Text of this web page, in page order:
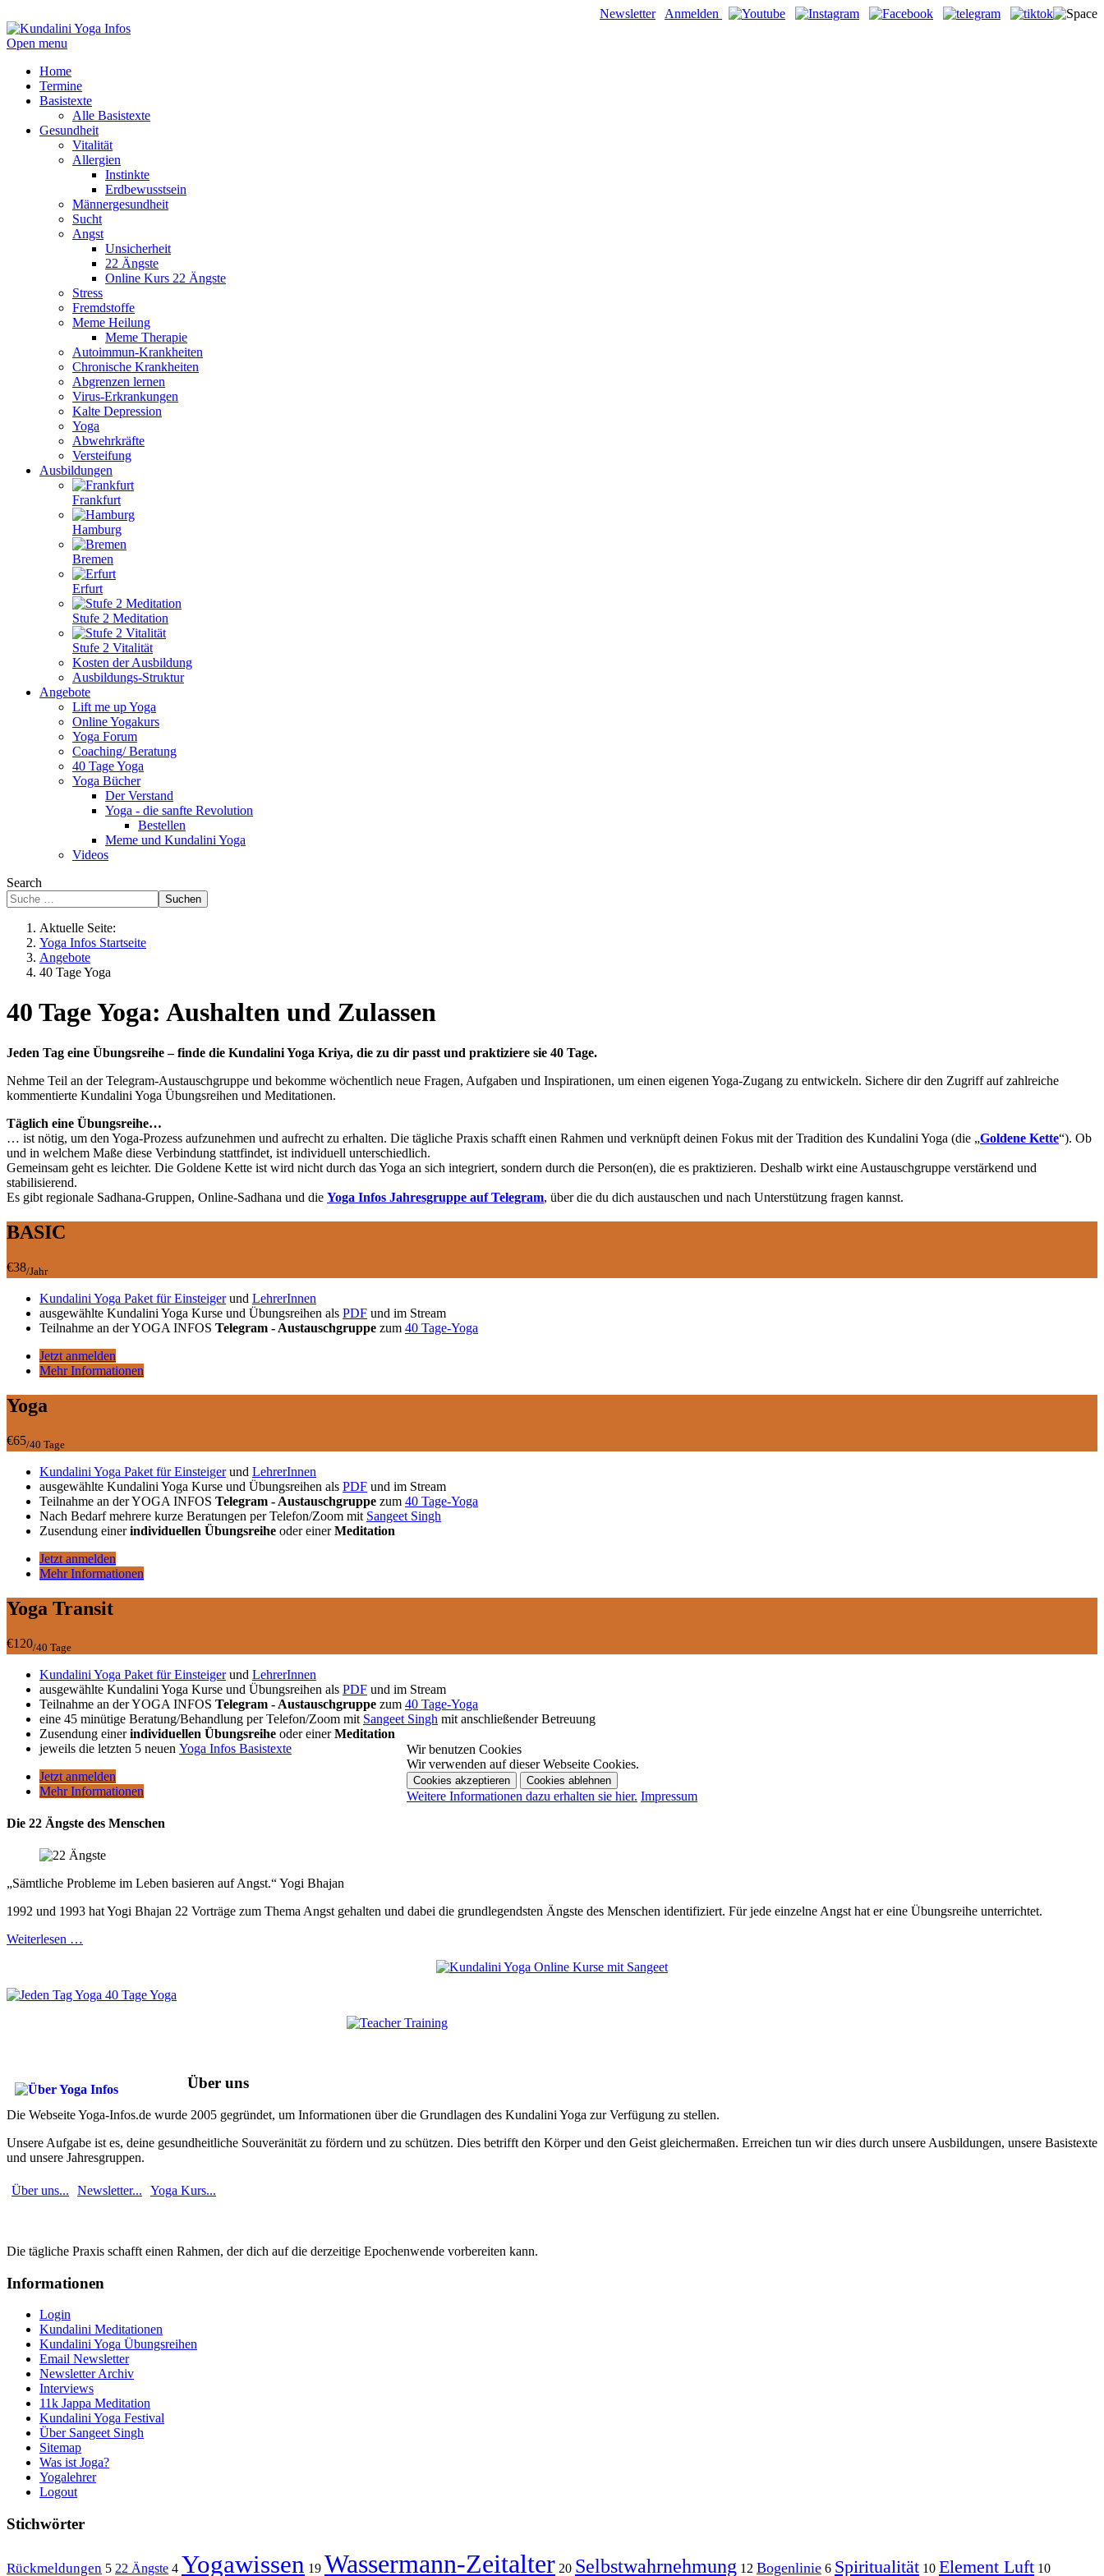
Newsletter Anmelden
Open menu
Home
Termine
Basistexte
Alle Basistexte
Gesundheit
Vitalität
Allergien
Instinkte
Erdbewusstsein
Männergesundheit
Sucht
Angst
Unsicherheit
22 Ängste
Online Kurs 22 Ängste
Stress
Fremdstoffe
Meme Heilung
Meme Therapie
Autoimmun-Krankheiten
Chronische Krankheiten
Abgrenzen lernen
Virus-Erkrankungen
Kalte Depression
Yoga
Abwehrkräfte
Versteifung
Ausbildungen
Frankfurt
Hamburg
Bremen
Erfurt
Stufe 2 Meditation
Stufe 2 Vitalität
Kosten der Ausbildung
Ausbildungs-Struktur
Angebote
Lift me up Yoga
Online Yogakurs
Yoga Forum
Coaching/ Beratung
40 Tage Yoga
Yoga Bücher
Der Verstand
Yoga - die sanfte Revolution
Bestellen
Meme und Kundalini Yoga
Videos
Search
Suchen
Aktuelle Seite:
Yoga Infos Startseite
Angebote
40 Tage Yoga
40 Tage Yoga: Aushalten und Zulassen
Jeden Tag eine Übungsreihe – finde die Kundalini Yoga Kriya, die zu dir passt und praktiziere sie 40 Tage.
Nehme Teil an der Telegram-Austauschgruppe und bekomme wöchentlich neue Fragen, Aufgaben und Inspirationen, um einen eigenen Yoga-Zugang zu entwickeln. Sichere dir den Zugriff auf zahlreiche
kommentierte Kundalini Yoga Übungsreihen und Meditationen.
Täglich eine Übungsreihe…
… ist nötig, um den Yoga-Prozess aufzunehmen und aufrecht zu erhalten. Die tägliche Praxis schafft einen Rahmen und verknüpft deinen Fokus mit der Tradition des Kundalini Yoga (die „Goldene Kette“). Ob
und in welchem Maße diese Verbindung stattfindet, ist individuell unterschiedlich.
Gemeinsam geht es leichter. Die Goldene Kette ist wird nicht durch das Yoga an sich integriert, sondern durch die Person(en), die es praktizieren. Deshalb wirkt eine Austauschgruppe verstärkend und
stabilisierend.
Es gibt regionale Sadhana-Gruppen, Online-Sadhana und die Yoga Infos Jahresgruppe auf Telegram, über die du dich austauschen und nach Unterstützung fragen kannst.
BASIC
€38/Jahr
Kundalini Yoga Paket für Einsteigerund LehrerInnen
ausgewählte Kundalini Yoga Kurse und Übungsreihen als PDF und im Stream
Teilnahme an der YOGA INFOS Telegram - Austauschgruppe zum 40 Tage-Yoga
Jetzt anmelden
Mehr Informationen
Yoga
€65/40 Tage
Kundalini Yoga Paket für Einsteigerund LehrerInnen
ausgewählte Kundalini Yoga Kurse und Übungsreihen als PDF und im Stream
Teilnahme an der YOGA INFOS Telegram - Austauschgruppe zum 40 Tage-Yoga
Nach Bedarf mehrere kurze Beratungen per Telefon/Zoom mit Sangeet Singh
Zusendung einerindividuellen Übungsreihe oder einerMeditation
Jetzt anmelden
Mehr Informationen
Yoga Transit
€120/40 Tage
Kundalini Yoga Paket für Einsteigerund LehrerInnen
ausgewählte Kundalini Yoga Kurse und Übungsreihen als PDF und im Stream
Teilnahme an der YOGA INFOS Telegram - Austauschgruppe zum 40 Tage-Yoga
eine 45 minütige Beratung/Behandlung per Telefon/Zoom mit Sangeet Singh mit anschließender Betreuung
Zusendung einerindividuellen Übungsreihe oder einerMeditation
jeweils die letzten 5 neuen Yoga Infos Basistexte
Jetzt anmelden
Mehr Informationen
Die 22 Ängste des Menschen
„Sämtliche Probleme im Leben basieren auf Angst.“ Yogi Bhajan
1992 und 1993 hat Yogi Bhajan 22 Vorträge zum Thema Angst gehalten und dabei die grundlegendsten Ängste des Menschen identifiziert. Für jede einzelne Angst hat er eine Übungsreihe unterrichtet.
Weiterlesen …
Über uns
Die Webseite Yoga-Infos.de wurde 2005 gegründet, um Informationen über die Grundlagen des Kundalini Yoga zur Verfügung zu stellen.
Unsere Aufgabe ist es, deine gesundheitliche Souveränität zu fördern und zu schützen. Dies betrifft den Körper und den Geist gleichermaßen. Erreichen tun wir dies durch unsere Ausbildungen, unsere Basistexte
und unsere Jahresgruppen.
Über uns... Newsletter... Yoga Kurs...
Die tägliche Praxis schafft einen Rahmen, der dich auf die derzeitige Epochenwende vorbereiten kann.
Informationen
Login
Kundalini Meditationen
Kundalini Yoga Übungsreihen
Email Newsletter
Newsletter Archiv
Interviews
11k Jappa Meditation
Kundalini Yoga Festival
Über Sangeet Singh
Sitemap
Was ist Joga?
Yogalehrer
Logout
Stichwörter
Rückmeldungen 5 22 Ängste 4 Yogawissen 19 Wassermann-Zeitalter 20 Selbstwahrnehmung 12 Bogenlinie 6 Spiritualität 10 Element Luft 10
Wir benutzen Cookies
Wir verwenden auf dieser Webseite Cookies.
Cookies akzeptieren Cookies ablehnen
Weitere Informationen dazu erhalten sie hier. Impressum